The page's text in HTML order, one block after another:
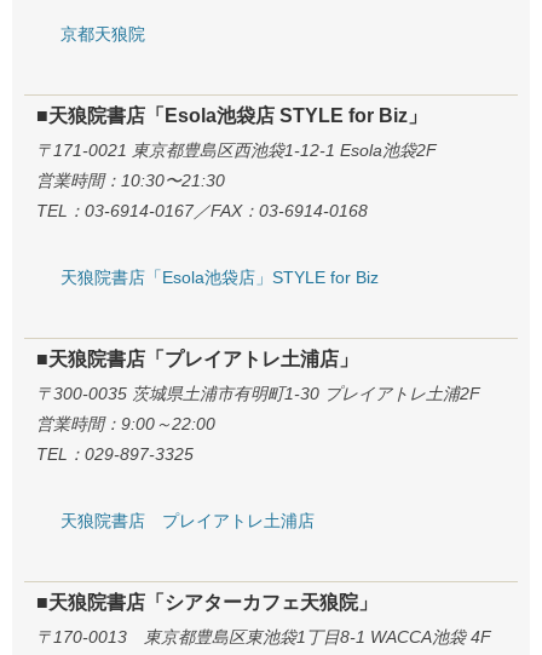
京都天狼院
■天狼院書店「Esola池袋店 STYLE for Biz」
〒171-0021 東京都豊島区西池袋1-12-1 Esola池袋2F
営業時間：10:30〜21:30
TEL：03-6914-0167／FAX：03-6914-0168
天狼院書店「Esola池袋店」STYLE for Biz
■天狼院書店「プレイアトレ土浦店」
〒300-0035 茨城県土浦市有明町1-30 プレイアトレ土浦2F
営業時間：9:00～22:00
TEL：029-897-3325
天狼院書店 プレイアトレ土浦店
■天狼院書店「シアターカフェ天狼院」
〒170-0013 東京都豊島区東池袋1丁目8-1 WACCA池袋 4F